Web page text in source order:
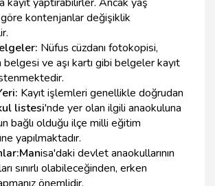
göre kontenjanlar değişiklik
Nüfus cüzdanı fotokopisi,
ve aşı kartı gibi belgeler kayıt
Kayıt işlemleri genellikle doğrudan
listesi'nde yer olan ilgili anaokuluna
bağlı olduğu ilçe milli eğitim
yapılmaktadır.
Manisa'daki devlet anaokullarının
sınırlı olabileceğinden, erken